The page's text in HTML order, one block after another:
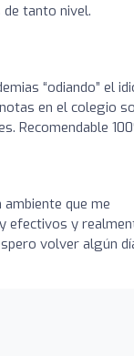
tanto nivel.
“odiando” el
en el colegio
Recomendable
que me
efectivos y
volver algún